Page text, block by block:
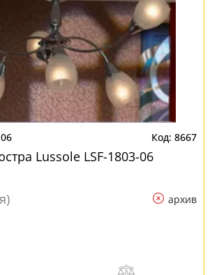
8667
Lussole LSF-1803-06
архив